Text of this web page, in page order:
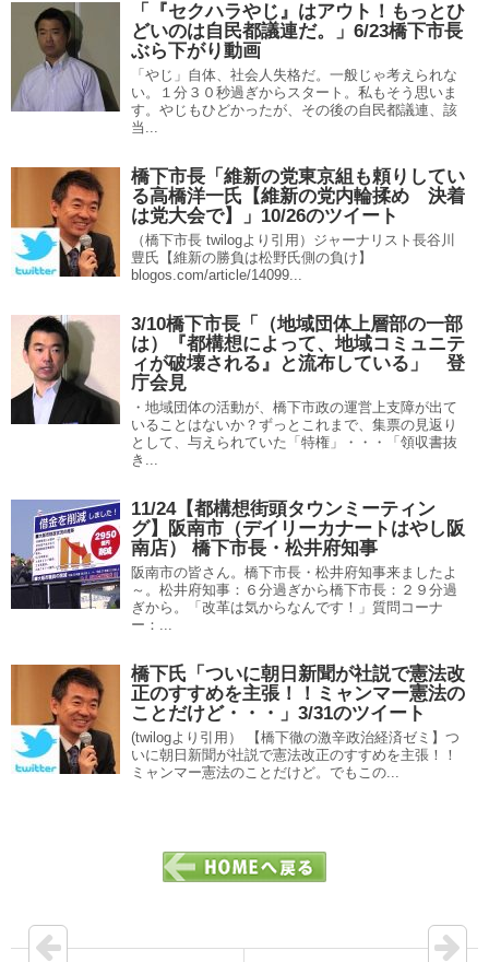
「『セクハラやじ』はアウト！もっとひ
どいのは自民都議連だ。」6/23橋下市長
ぶら下がり動画
「やじ」自体、社会人失格だ。一般じゃ考えられな
い。１分３０秒過ぎからスタート。私もそう思いま
す。やじもひどかったが、その後の自民都議連、該
当...
橋下市長「維新の党東京組も頼りしてい
る高橋洋一氏【維新の党内輪揉め 決着
は党大会で】」10/26のツイート
（橋下市長 twilogより引用）ジャーナリスト長谷川
豊氏【維新の勝負は松野氏側の負け】
blogos.com/article/14099...
3/10橋下市長「（地域団体上層部の一部
は）『都構想によって、地域コミュニテ
ィが破壊される』と流布している」 登
庁会見
・地域団体の活動が、橋下市政の運営上支障が出て
いることはないか？ずっとこれまで、集票の見返り
として、与えられていた「特権」・・・「領収書抜
き...
11/24【都構想街頭タウンミーティン
グ】阪南市（デイリーカナートはやし阪
南店） 橋下市長・松井府知事
阪南市の皆さん。橋下市長・松井府知事来ましたよ
～。松井府知事：６分過ぎから橋下市長：２９分過
ぎから。「改革は気からなんです！」質問コーナ
ー：...
橋下氏「ついに朝日新聞が社説で憲法改
正のすすめを主張！！ミャンマー憲法の
ことだけど・・・」3/31のツイート
(twilogより引用） 【橋下徹の激辛政治経済ゼミ】つ
いに朝日新聞が社説で憲法改正のすすめを主張！！
ミャンマー憲法のことだけど。でもこの...